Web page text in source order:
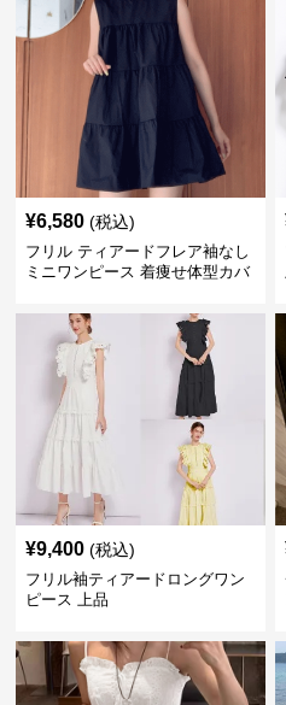
¥6,580 (税込)
フリル ティアードフレア袖なし
ミニワンピース 着痩せ体型カバ
¥9,400 (税込)
フリル袖ティアードロングワン
ピース 上品